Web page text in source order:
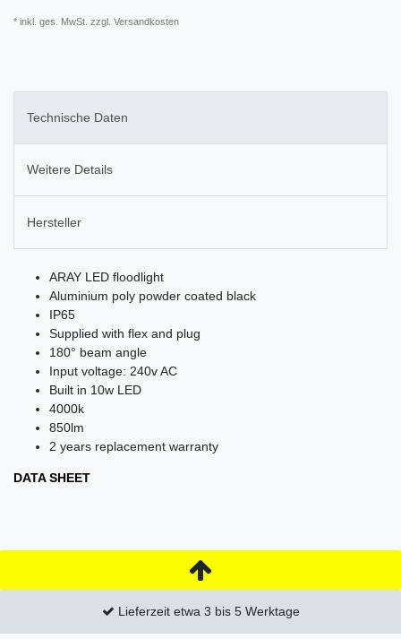
* inkl. ges. MwSt. zzgl. Versandkosten
Technische Daten
Weitere Details
Hersteller
ARAY LED floodlight
Aluminium poly powder coated black
IP65
Supplied with flex and plug
180° beam angle
Input voltage: 240v AC
Built in 10w L ED
4000k
850lm
2 years replacement warranty
DATA SHEET
Lieferzeit etwa 3 bis 5 Werktage